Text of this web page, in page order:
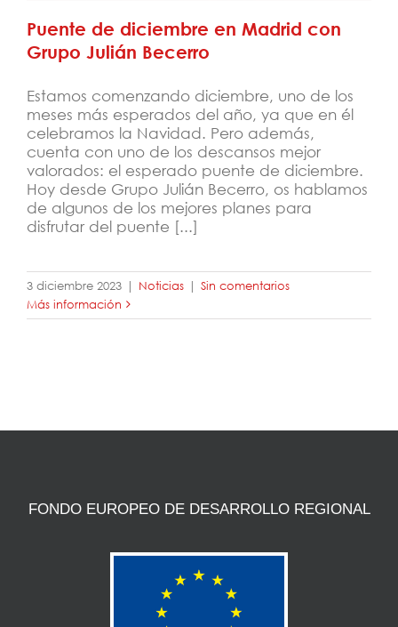
Puente de diciembre en Madrid con
Grupo Julián Becerro
Estamos comenzando diciembre, uno de los
meses más esperados del año, ya que en él
celebramos la Navidad. Pero además,
cuenta con uno de los descansos mejor
valorados: el esperado puente de diciembre.
Hoy desde Grupo Julián Becerro, os hablamos
de algunos de los mejores planes para
disfrutar del puente [...]
3 diciembre 2023 | Noticias | Sin comentarios
Más información
FONDO EUROPEO DE DESARROLLO REGIONAL